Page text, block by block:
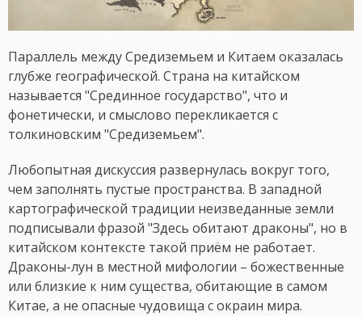
Параллель между Средиземьем и Китаем оказалась
глубже географической. Страна на китайском
называется "Срединное государство", что и
фонетически, и смыслово перекликается с
толкиновским "Средиземьем".
Любопытная дискуссия развернулась вокруг того,
чем заполнять пустые пространства. В западной
картографической традиции неизведанные земли
подписывали фразой "Здесь обитают драконы", но в
китайском контексте такой приём не работает.
Драконы-лун в местной мифологии – божественные
или близкие к ним существа, обитающие в самом
Китае, а не опасные чудовища с окраин мира.